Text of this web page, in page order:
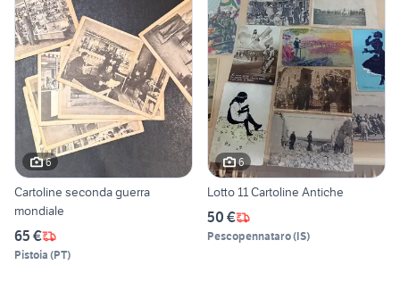
6
Cartoline seconda guerra
mondiale
65 €
Pistoia (PT)
6
Lotto 11 Cartoline Antiche
50 €
Pescopennataro(IS)